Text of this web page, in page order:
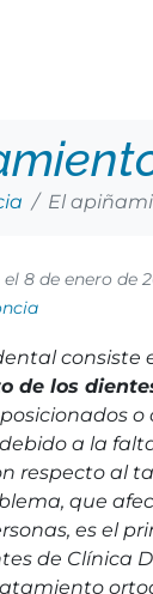
El
el 8 de enero de
consiste
de los
o
a la
respecto al
que
es el
de Clínica